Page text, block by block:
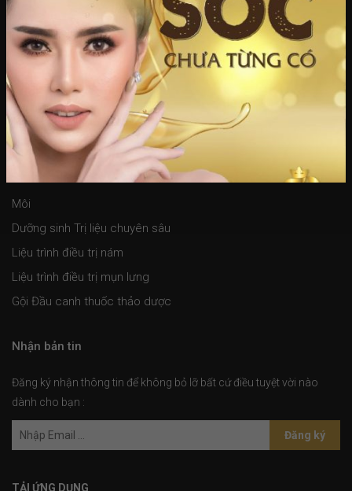
t.heraspa3@gmail.com
Dịch vụ spa
Môi
Dưỡng sinh Trị liệu chuyên sâu
Liệu trình điều trị nám
Liệu trình điều trị mụn lưng
Gội Đầu canh thuốc thảo dược
Nhận bản tin
Đăng ký nhận thông tin để không bỏ lỡ bất cứ điều tuyệt vời nào
dành cho bạn :
Đăng ký
TẢI ỨNG DỤNG